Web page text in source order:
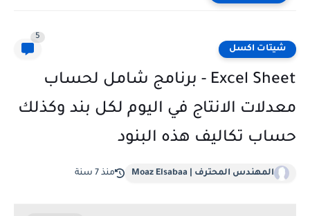
شيتات اكسل
5
Excel Sheet - برنامج شامل لحساب
معدلات الانتاج في اليوم لكل بند وكذلك
حساب تكاليف هذه البنود
المهندس المحترف | Moaz Elsabaa منذ 7 سنة